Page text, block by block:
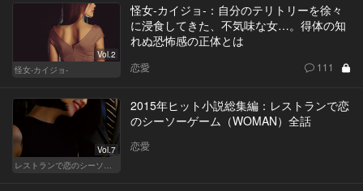
Vol.2
怪女-カイジョ-
怪女-カイジョ-：自分のテリトリーを徐々
に浸食してきた、不気味な女…。得体の知
れぬ恐怖感の正体とは
恋愛 111
Vol.7
2015年ヒット小説総集編：レストランで恋
のシーソーゲーム（WOMAN）全話
恋愛